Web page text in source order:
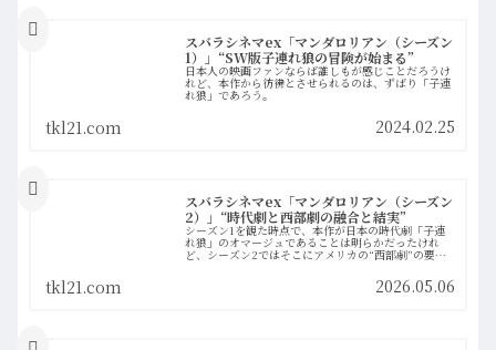
スバラシネマex「マンダロリアン（シーズン
1）」“SW版子連れ狼の冒険が始まる”
日本人の映画ファンならば誰しもが感じことだろうけ
れど、本作から彷彿とさせられるのは、ずばり「子連
れ狼」であろう。
tkl21.com 2024.02.25
スバラシネマex「マンダロリアン（シーズン
2）」“時代劇と西部劇の融合と結実”
シーズン1を観た時点で、本作が日本の時代劇「子連
れ狼」のオマージュであることは明らかだったけれ
ど、シーズン2ではそこにアメリカの“西部劇”の要素
tkl21.com 2026.05.06